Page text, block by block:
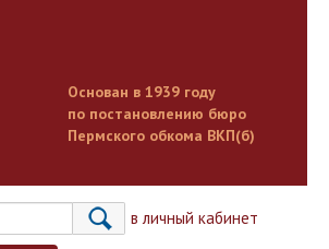
Основан в 1939 году
по постановлению бюро
Пермского обкома ВКП(б)
Вход в личный кабинет